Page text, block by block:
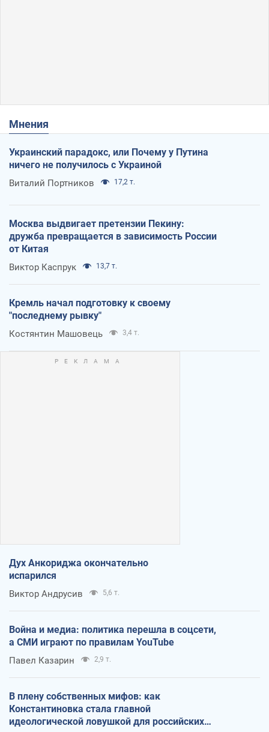
Мнения
Украинский парадокс, или Почему у Путина
ничего не получилось с Украиной
Виталий Портников 17,2 т.
Москва выдвигает претензии Пекину:
дружба превращается в зависимость России
от Китая
Виктор Каспрук 13,7 т.
Кремль начал подготовку к своему
"последнему рывку"
Костянтин Машовець 3,4 т.
Дух Анкориджа окончательно
испарился
Виктор Андрусив 5,6 т.
Война и медиа: политика перешла в соцсети,
а СМИ играют по правилам YouTube
Павел Казарин 2,9 т.
В плену собственных мифов: как
Константиновка стала главной
идеологической ловушкой для российских